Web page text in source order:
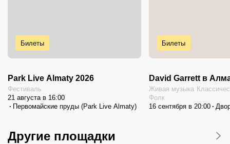
концертов бывает занято — лучше приезжать заранее или
пользоваться общественным транспортом.
Фестиваль
Park Live Almaty 2026
21 августа в 16:00
Первомайские пруды (Park Live Almaty)
Билеты
Живая музыка
Фолк
David Garrett в
16 сентября в 20:00
Билеты
Другие площадки